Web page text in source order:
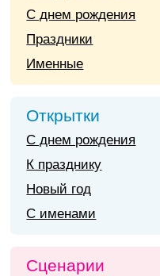
С днем рождения
Праздники
Именные
Открытки
С днем рождения
К празднику
Новый год
С именами
Сценарии